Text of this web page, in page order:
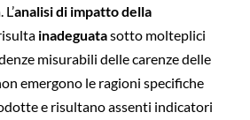
analisi di impatto della
inadeguatasotto molteplici
misurabili delle carenze delle
emergono le ragioni specifiche
e risultano assenti indicatori